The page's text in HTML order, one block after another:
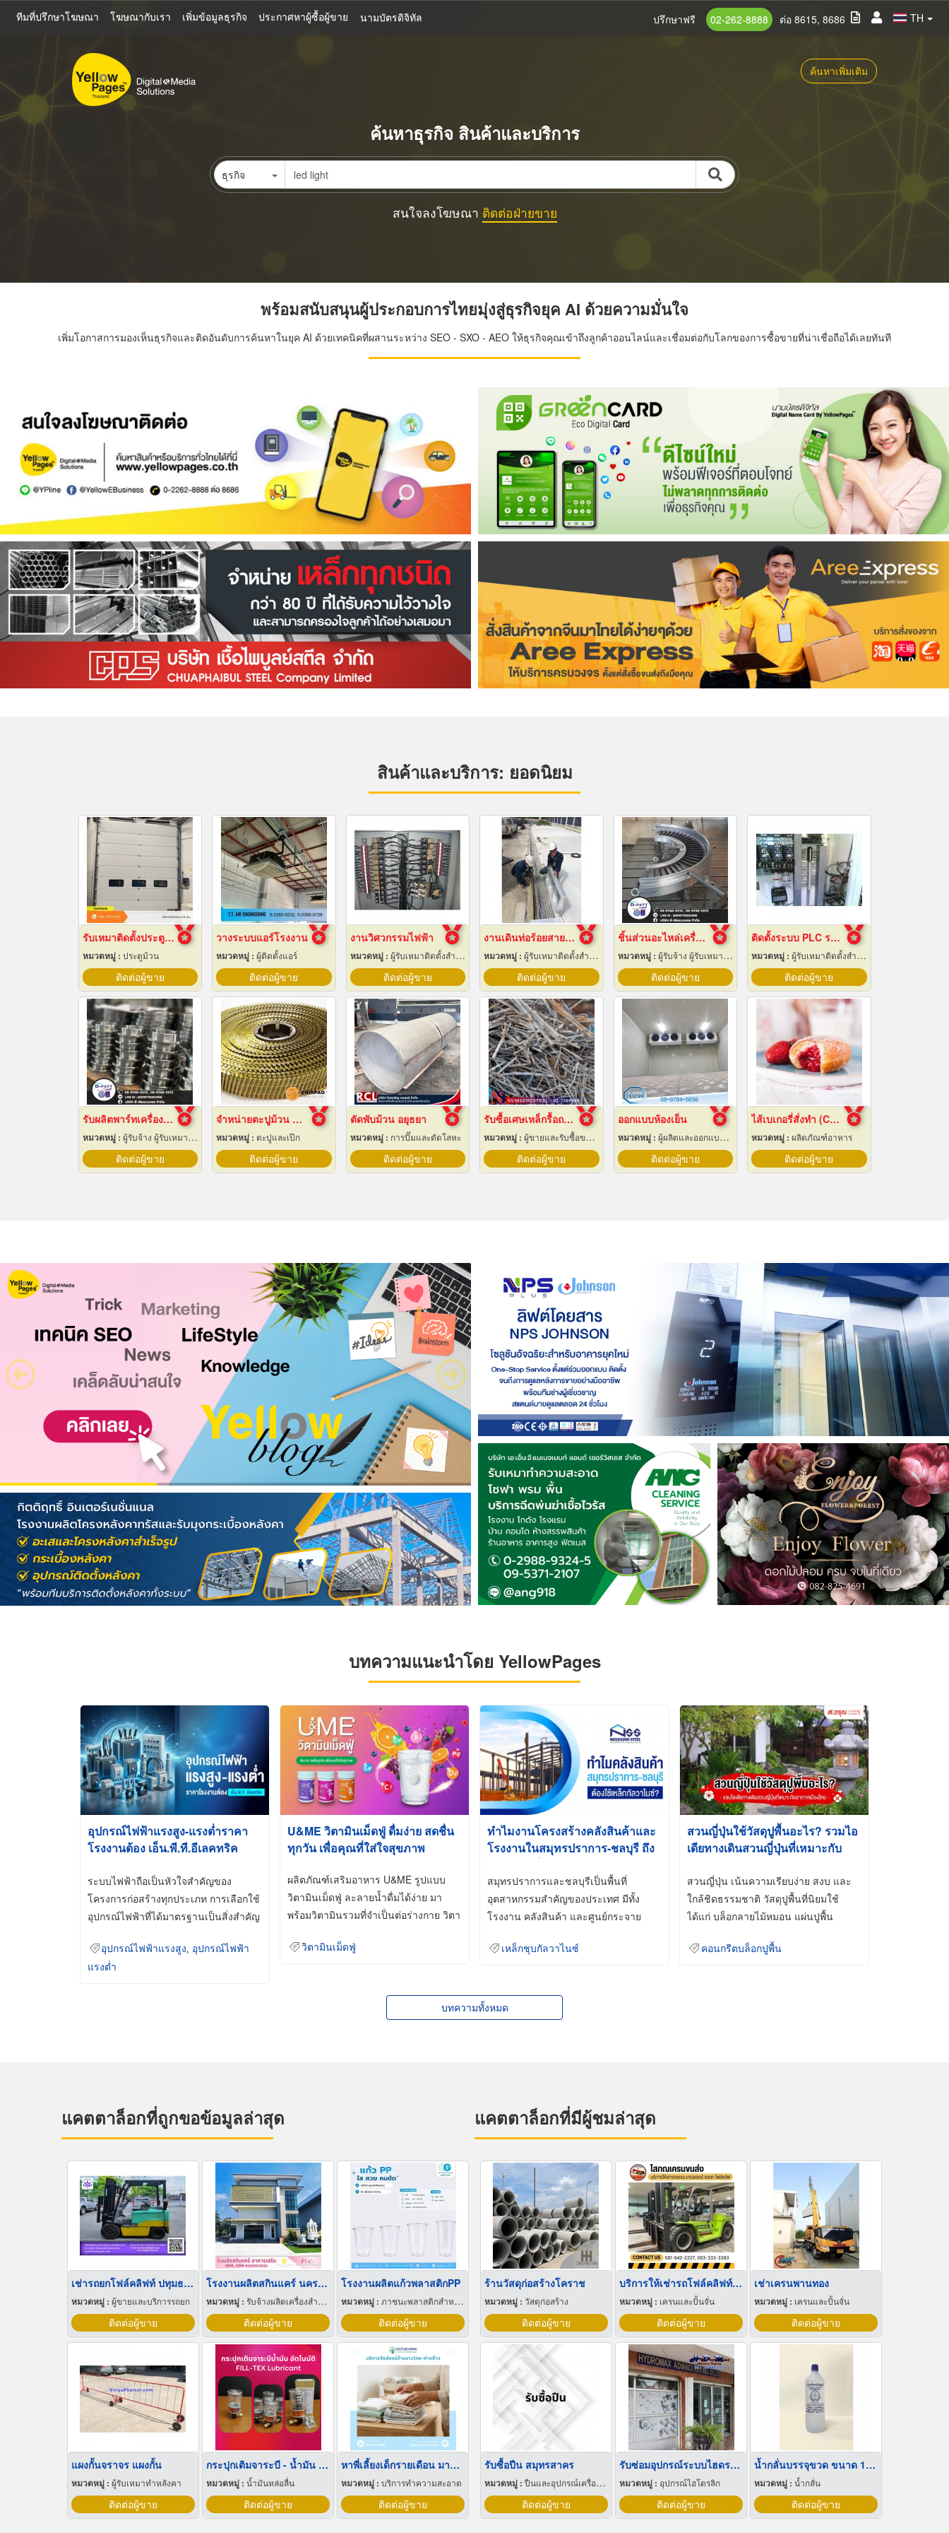
หลัก
ทีมที่ปรึกษาโฆษณา โฆษณากับเรา เพิ่มข้อมูลธุรกิจ ประกาศหาผู้ซื้อผู้ขาย นามบัตรดิจิทัล TH
ปรึกษาฟรี 02-262-8888 ต่อ 8615, 8686
ค้นหาเพิ่มเติม
ค้นหาธุรกิจ สินค้าและบริการ
ธุรกิจ
สนใจลงโฆษณา ติดต่อฝ่ายขาย
พร้อมสนับสนุนผู้ประกอบการไทยมุ่งสู่ธุรกิจยุค AI ด้วยความมั่นใจ
เพิ่มโอกาสการมองเห็นธุรกิจและติดอันดับการค้นหาในยุค AI ด้วยเทคนิคที่ผสานระหว่าง SEO - SXO - AEO ให้ธุรกิจคุณเข้าถึงลูกค้าออนไลน์และเชื่อมต่อกับโลกของการซื้อขายที่น่าเชื่อถือได้เลยทันที
สินค้าและบริการ: ยอดนิยม
รับเหมาติดตั้งประตูไฮสปีดดอร์
หมวดหมู่ : ประตูม้วน
ติดต่อผู้ขาย
วางระบบแอร์โรงงาน
หมวดหมู่ : ผู้ติดตั้งแอร์
ติดต่อผู้ขาย
งานวิศวกรรมไฟฟ้า
หมวดหมู่ : ผู้รับเหมาติดตั้งสำหรับบ้านและโรงงานไฟฟ้า
ติดต่อผู้ขาย
งานเดินท่อร้อยสายไฟฟ้า ระยอง
หมวดหมู่ : ผู้รับเหมาติดตั้งสำหรับบ้านและโรงงานไฟฟ้า
ติดต่อผู้ขาย
ชิ้นส่วนอะไหล่เครื่องจักรกล
หมวดหมู่ : ผู้รับจ้าง ผู้รับเหมากลึง
ติดต่อผู้ขาย
ติดตั้งระบบ PLC ระยอง
หมวดหมู่ : ผู้รับเหมาติดตั้งสำหรับบ้านและโรงงานไฟฟ้า
ติดต่อผู้ขาย
รับผลิตพาร์ทเครื่องจักร ตามแบบ ระยอง
หมวดหมู่ : ผู้รับจ้าง ผู้รับเหมากลึง
ติดต่อผู้ขาย
จำหน่ายตะปูม้วน สมุทรปราการ
หมวดหมู่ : ตะปูและเป๊ก
ติดต่อผู้ขาย
ตัดพับม้วน อยุธยา
หมวดหมู่ : การปั๊มและตัดโลหะ
ติดต่อผู้ขาย
รับซื้อเศษเหล็กรื้อถอน
หมวดหมู่ : ผู้ขายและรับซื้อของเก่าและเศษเหล็ก
ติดต่อผู้ขาย
ออกแบบห้องเย็น
หมวดหมู่ : ผู้ผลิตและออกแบบติดตั้งห้องเย็น
ติดต่อผู้ขาย
ไส้เบเกอรี่สั่งทำ (Custom bakery fillings)
หมวดหมู่ : ผลิตภัณฑ์อาหาร
ติดต่อผู้ขาย
บทความแนะนำโดย YellowPages
อุปกรณ์ไฟฟ้าแรงสูง-แรงต่ำราคา
โรงงานต้อง เอ็น.พี.ที.อีเลคทริค
ระบบไฟฟ้าถือเป็นหัวใจสำคัญของ
โครงการก่อสร้างทุกประเภท การเลือกใช้
อุปกรณ์ไฟฟ้าที่ได้มาตรฐานเป็นสิ่งสำคัญ
อุปกรณ์ไฟฟ้าแรงสูง
อุปกรณ์ไฟฟ้า
แรงต่ำ
U&ME วิตามินเม็ดฟู่ ดื่มง่าย สดชื่น
ทุกวัน เพื่อคุณที่ใส่ใจสุขภาพ
ผลิตภัณฑ์เสริมอาหาร U&ME รูปแบบ
วิตามินเม็ดฟู่ ละลายน้ำดื่มได้ง่าย มา
พร้อมวิตามินรวมที่จำเป็นต่อร่างกาย วิตา
วิตามินเม็ดฟู่
ทำไมงานโครงสร้างคลังสินค้าและ
โรงงานในสมุทรปราการ-ชลบุรี ถึง
Galvanized)
สมุทรปราการและชลบุรีเป็นพื้นที่
อุตสาหกรรมสำคัญของประเทศ มีทั้ง
โรงงาน คลังสินค้า และศูนย์กระจาย
เหล็กชุบกัลวาไนซ์
สวนญี่ปุ่นใช้วัสดุปูพื้นอะไร? รวมไอ
เดียทางเดินสวนญี่ปุ่นที่เหมาะกับ
สวนญี่ปุ่น เน้นความเรียบง่าย สงบ และ
ใกล้ชิดธรรมชาติ วัสดุปูพื้นที่นิยมใช้
ได้แก่ บล็อกลายไม้หมอน แผ่นปูพื้น
คอนกรีตบล็อกปูพื้น
บทความทั้งหมด
แคตตาล็อกที่ถูกขอข้อมูลล่าสุด
เช่ารถยกโฟล์คลิฟท์ ปทุมธานี
หมวดหมู่ : ผู้ขายและบริการรถยก
ติดต่อผู้ขาย
โรงงานผลิตสกินแคร์ นครปฐม
หมวดหมู่ : รับจ้างผลิตเครื่องสำอาง
ติดต่อผู้ขาย
โรงงานผลิตแก้วพลาสติกPP
หมวดหมู่ :ภาชนะพลาสติกสำหรับบรรจุ
ติดต่อผู้ขาย
แผงกั้นจราจร แผงกั้น
หมวดหมู่ : ผู้รับเหมาทำหลังคา
ติดต่อผู้ขาย
กระปุกเติมจาระบี - น้ำมัน อัตโนมัติ
หมวดหมู่ : น้ำมันหล่อลื่น
ติดต่อผู้ขาย
หาพี่เลี้ยงเด็กรายเดือน มารยาทดี
หมวดหมู่ :บริการทำความสะอาด
ติดต่อผู้ขาย
แคตตาล็อกที่มีผู้ชมล่าสุด
ร้านวัสดุก่อสร้างโคราช
หมวดหมู่ : วัสดุก่อสร้าง
ติดต่อผู้ขาย
บริการให้เช่ารถโฟล์คลิฟท์ นครปฐม ราคาพิเศษ
หมวดหมู่ : เครนและปั้นจั่น
ติดต่อผู้ขาย
เช่าเครนพานทอง
หมวดหมู่ : เครนและปั้นจั่น
ติดต่อผู้ขาย
รับซื้อปืน สมุทรสาคร
หมวดหมู่ :ปืนและอุปกรณ์เครื่องใช้
ติดต่อผู้ขาย
รับซ่อมอุปกรณ์ระบบไฮดรอลิค ระยอง
หมวดหมู่ : อุปกรณ์ไฮโดรลิก
ติดต่อผู้ขาย
น้ำกลั่นบรรจุขวด ขนาด 1,100 ซีซี
หมวดหมู่ :น้ำกลั่น
ติดต่อผู้ขาย